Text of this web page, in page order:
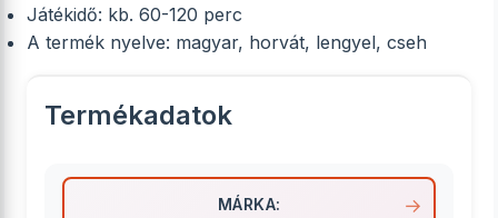
Játékidő: kb. 60-120 perc
A termék nyelve: magyar, horvát, lengyel, cseh
Termékadatok
MÁRKA: